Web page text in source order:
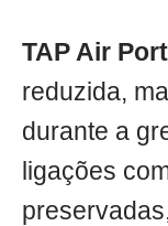
TAP Air
reduzida,
durante a
ligações